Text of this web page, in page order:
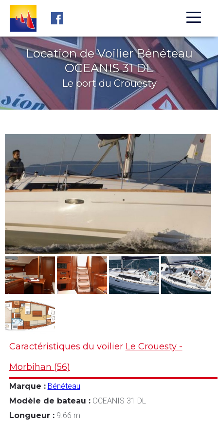
Aller au contenu principal
Location de Voilier Bénéteau
OCEANIS 31 DL
Le port du Crouesty
Caractéristiques du voilier Le Crouesty -
Morbihan (56)
Marque : Bénéteau
Modèle de bateau :OCEANIS 31 DL
Longueur :9.66 m